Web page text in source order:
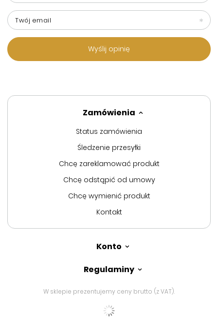
Twój email
Wyślij opinię
Zamówienia
Status zamówienia
Śledzenie przesyłki
Chcę zareklamować produkt
Chcę odstąpić od umowy
Chcę wymienić produkt
Kontakt
Konto
Regulaminy
W sklepie prezentujemy ceny brutto (z VAT).